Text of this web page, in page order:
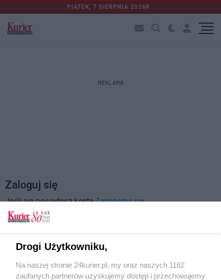
PIĄTEK, 7 SIERPNIA 2026R.
REKLAMA
Zaloguj się
Jeśli nie posiadasz kontaZarejestruj się
Drogi Użytkowniku,
Na naszej stronie 24kurier.pl, my oraz naszych 1162
zaufanych partnerów uzyskujemy dostęp i przechowujemy